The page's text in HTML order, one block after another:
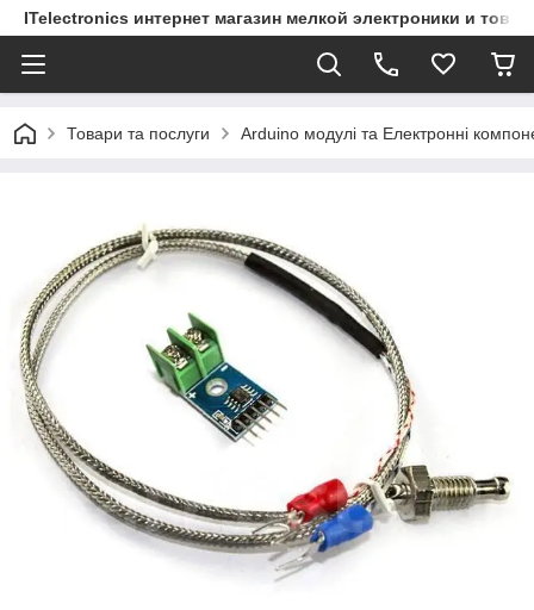
ITelectronics интернет магазин мелкой электроники и
Товари та послуги Arduino модулі та Електронні